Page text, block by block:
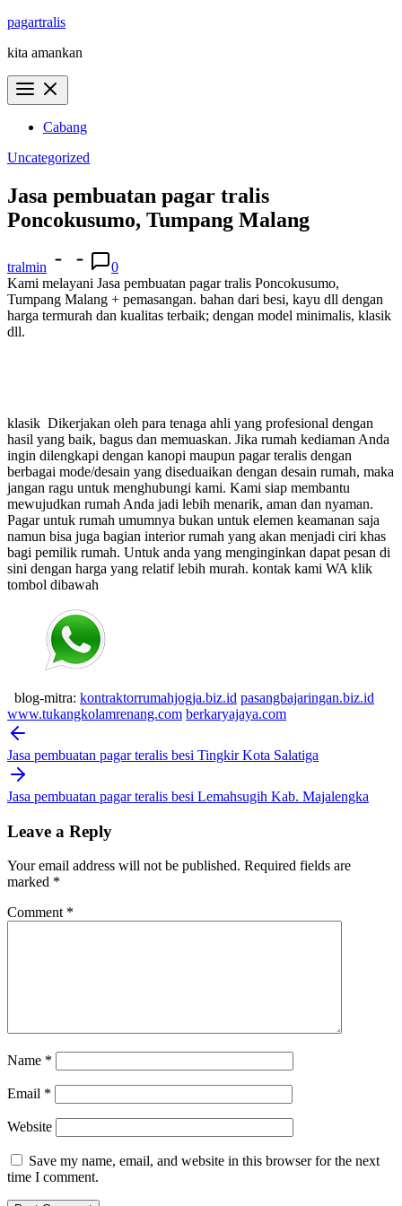
Skip
content
pagartralis
kita amankan
Cabang
Uncategorized
Jasa pembuatan pagar tralis
Poncokusumo, Tumpang Malang
tralmin
0
Kami melayani Jasa pembuatan pagar tralis Poncokusumo,
Tumpang Malang + pemasangan. bahan dari besi, kayu dll dengan
harga termurah dan kualitas terbaik; dengan model minimalis, klasik
dll.
klasik Dikerjakan oleh para tenaga ahli yang profesional dengan
hasil yang baik, bagus dan memuaskan. Jika rumah kediaman Anda
ingin dilengkapi dengan kanopi maupun pagar teralis dengan
berbagai mode/desain yang diseduaikan dengan desain rumah, maka
jangan ragu untuk menghubungi kami. Kami siap membantu
mewujudkan rumah Anda jadi lebih menarik, aman dan nyaman.
Pagar untuk rumah umumnya bukan untuk elemen keamanan saja
namun bisa juga bagian interior rumah yang akan menjadi ciri khas
bagi pemilik rumah. Untuk anda yang menginginkan dapat pesan di
sini dengan harga yang relatif lebih murah. kontak kami WA klik
tombol dibawah
blog-mitra: kontraktorrumahjogja.biz.id pasangbajaringan.biz.id
www.tukangkolamrenang.com berkaryajaya.com
Post
navigation
Jasa pembuatan pagar teralis besi Tingkir Kota Salatiga
Jasa pembuatan pagar teralis besi Lemahsugih Kab. Majalengka
Leave a Reply
Your email address will not be published. Required fields are
marked *
Comment *
Name *
Email *
Website
Save my name, email, and website in this browser for the next
time I comment.